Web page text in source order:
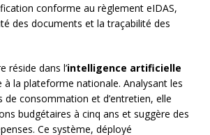
conforme au règlement eIDAS,
des documents et la traçabilité des
réside dans l’intelligence artificielle
à la plateforme nationale. Analysant les
de consommation et d’entretien, elle
budgétaires à cinq ans et suggère des
Ce système, déployé